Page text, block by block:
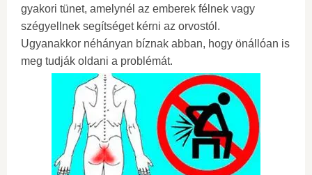
gyakori tünet, amelynél az emberek félnek vagy
szégyellnek segítséget kérni az orvostól.
Ugyanakkor néhányan bíznak abban, hogy önállóan is
meg tudják oldani a problémát.